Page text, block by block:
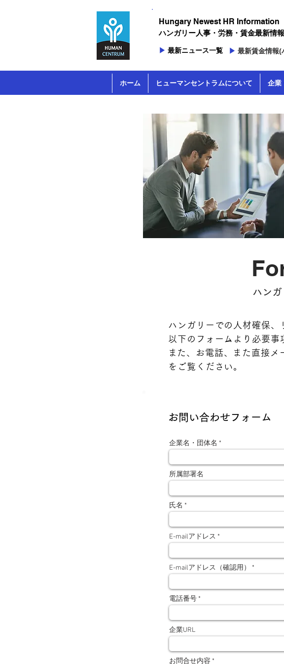
Hungary ​Newest HR Information
ハンガリー人事​・労務・賃金最新情報
▶ 最新ニュース一覧 ▶ 最新賃金情報(
ホーム ヒューマンセントラムについて 企業
ハン
ハンガリーでの人材確保、
以下のフォームより必要事
また、お電話、また直接メ
をご覧ください。
お問い合わせフォーム
企業名・団体名
所属部署名
氏名
E-mailアドレス
E-mailアドレス（確認用）
電話番号
企業URL
お問合せ内容